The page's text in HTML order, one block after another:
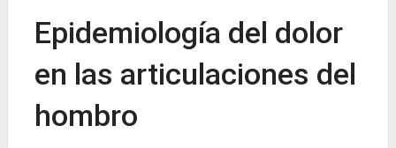
Epidemiología del dolor
en las articulaciones del
hombro